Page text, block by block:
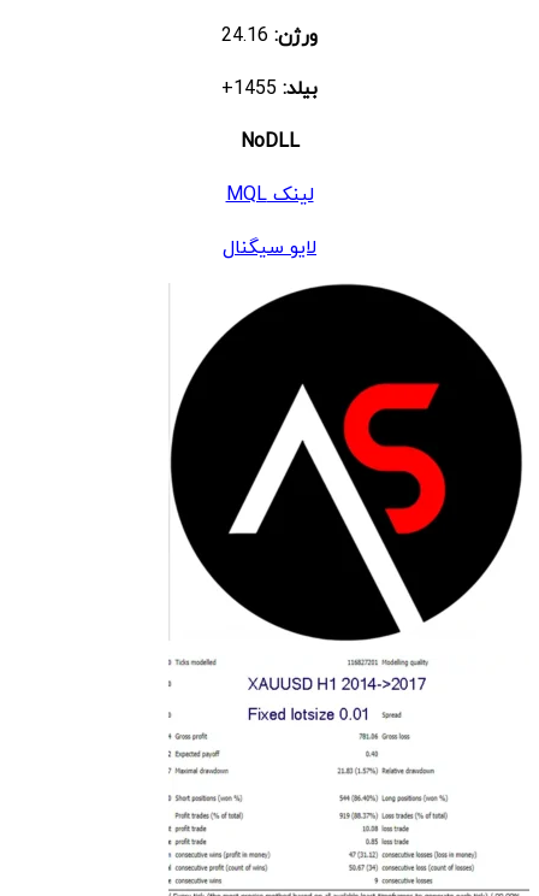
ورژن:
بیلد:
NoDLL
لینک MQL
لایو سیگنال